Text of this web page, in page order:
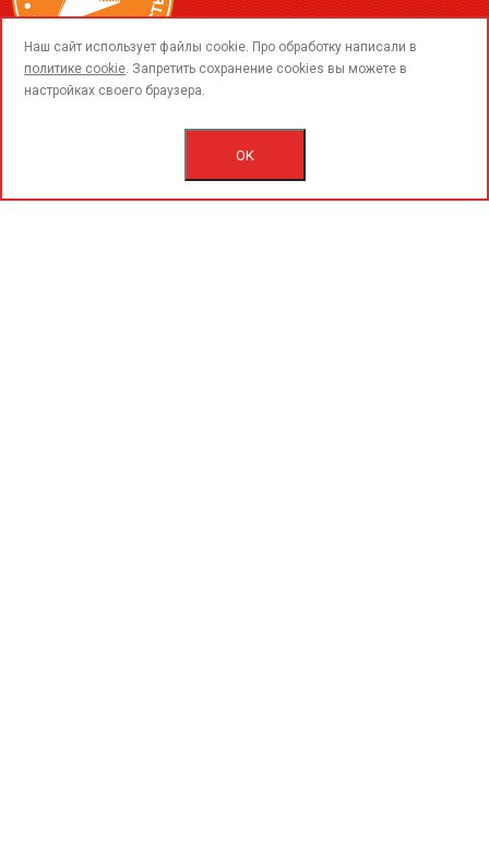
call
Наш сайт использует файлы cookie. Про обработку написали в
политике cookie. Запретить сохранение cookies вы можете в
настройках своего браузера.
OK